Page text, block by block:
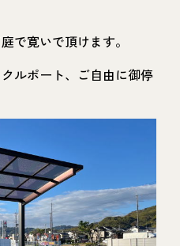
で寛いで頂けます。
ルポート、ご自由に御停